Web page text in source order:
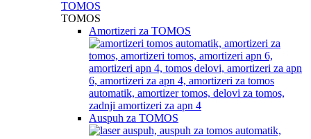
TOMOS
TOMOS
Amortizeri za TOMOS
Auspuh za TOMOS